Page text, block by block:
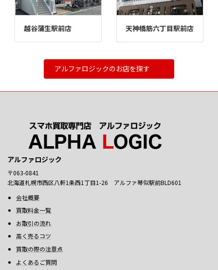
越谷蒲生駅前店 天神橋筋六丁目駅前店
アルファロジックのお店を探す
アルファロジック
〒063-0841
北海道札幌市西区八軒1条西1丁目1-26 アルファ琴似駅前BLD601
会社概要
買取料金一覧
お取引の流れ
高く売るコツ
買取の際の注意点
よくあるご質問